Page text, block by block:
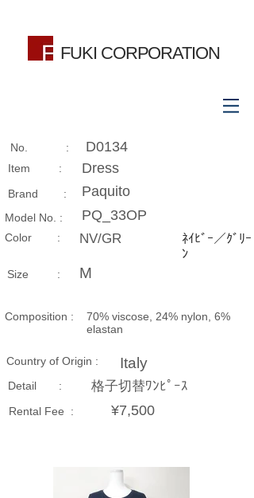
FUKI CORPORATION
No. : D0134
Item : Dress
Brand : Paquito
Model No. : PQ_33OP
​Color : NV/GR
ﾈｲﾋﾞｰ／ｸﾞﾘｰ
ﾝ
Size​ : M
Composition​ :
70% viscose, 24% nylon, 6%
elastan
Country of Origin : Italy
Detail : 格子切替ﾜﾝﾋﾟｰｽ
Rental Fee : ¥7,500